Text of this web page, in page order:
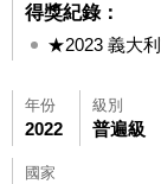
得獎紀錄：
★2023 義大
年份
2022
級別
普遍級
國家